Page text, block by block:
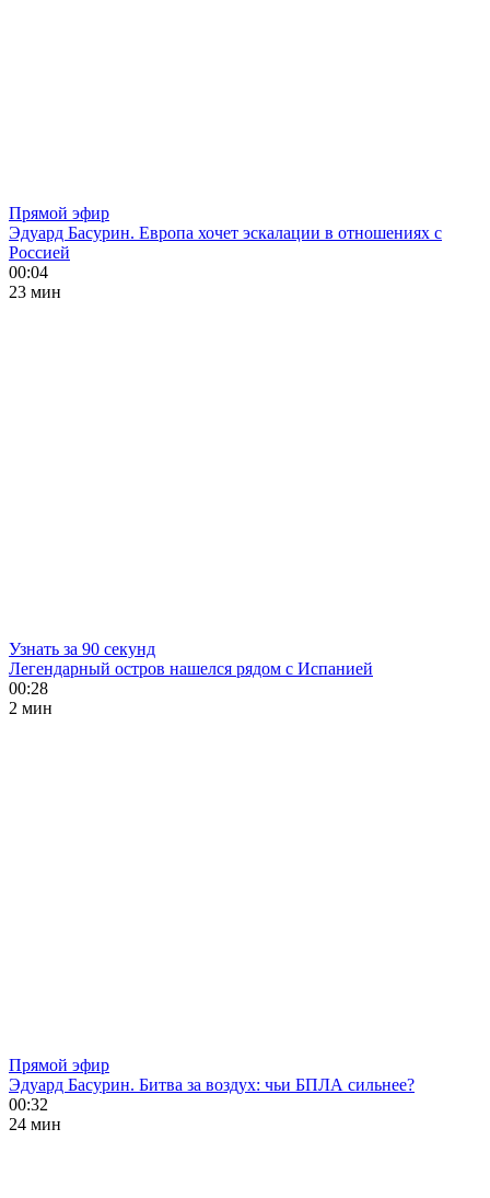
Прямой эфир
Эдуард Басурин. Европа хочет эскалации в отношениях с
Россией
00:04
23 мин
Узнать за 90 секунд
Легендарный остров нашелся рядом с Испанией
00:28
2 мин
Прямой эфир
Эдуард Басурин. Битва за воздух: чьи БПЛА сильнее?
00:32
24 мин